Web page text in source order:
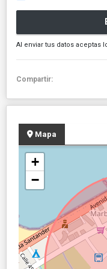
Al enviar tus datos aceptas
Compartir:
Mapa
+
−